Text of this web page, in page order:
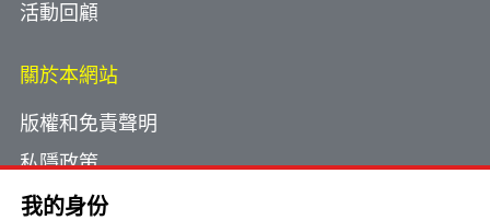
我的身份
活動回顧
關於本網站
版權和免責聲明
私隱政策
使用小型文字檔案